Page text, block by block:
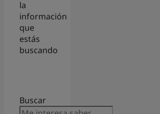
la
información
que
estás
buscando
Buscar